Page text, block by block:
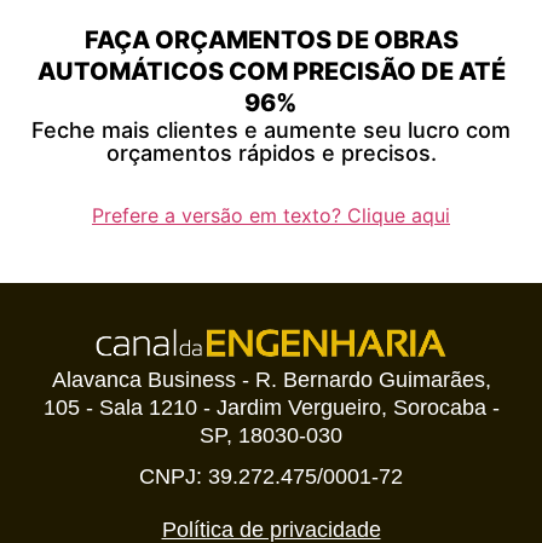
FAÇA ORÇAMENTOS DE OBRAS
AUTOMÁTICOS COM PRECISÃO DE ATÉ
96%
Feche mais clientes e aumente seu lucro com
orçamentos rápidos e precisos.
Prefere a versão em texto? Clique aqui
Alavanca Business - R. Bernardo Guimarães,
105 - Sala 1210 - Jardim Vergueiro, Sorocaba -
SP, 18030-030
CNPJ: 39.272.475/0001-72
Política de privacidade